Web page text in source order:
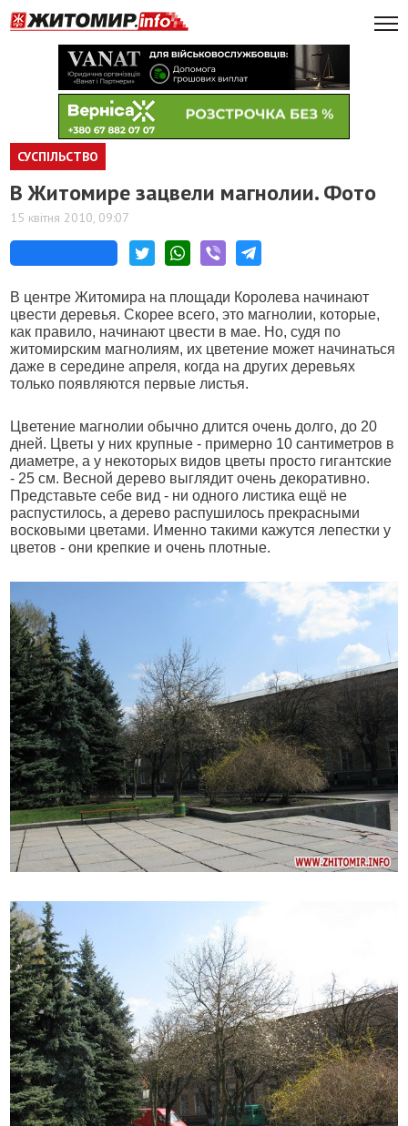
СУСПІЛЬСТВО
В Житомире зацвели магнолии. Фото
15 квітня 2010, 09:07
В центре Житомира на площади Королева начинают
цвести деревья. Скорее всего, это магнолии, которые,
как правило, начинают цвести в мае. Но, судя по
житомирским магнолиям, их цветение может начинаться
даже в середине апреля, когда на других деревьях
только появляются первые листья.
Цветение магнолии обычно длится очень долго, до 20
дней. Цветы у них крупные - примерно 10 сантиметров в
диаметре, а у некоторых видов цветы просто гигантские
- 25 см. Весной дерево выглядит очень декоративно.
Представьте себе вид - ни одного листика ещё не
распустилось, а дерево распушилось прекрасными
восковыми цветами. Именно такими кажутся лепестки у
цветов - они крепкие и очень плотные.